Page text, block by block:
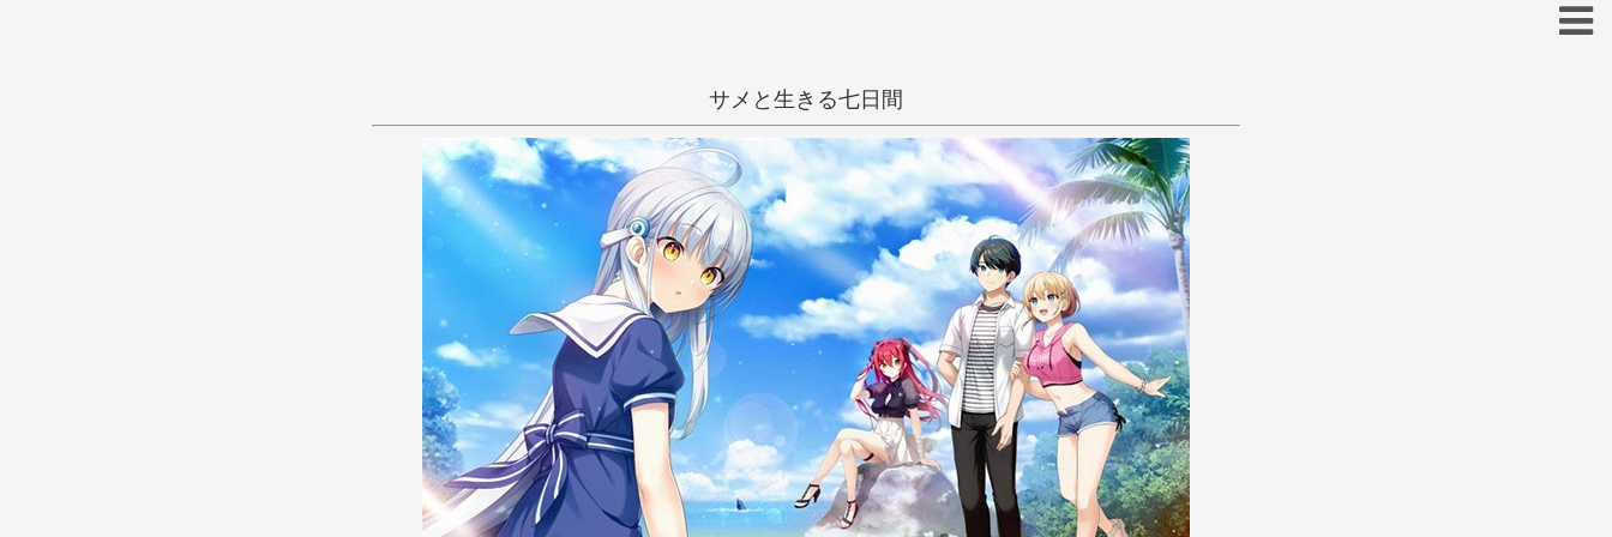
あ い え お
き く け こ
し す せ そ
た ち て と
な に ぬ ね の
は ひ ふ へ ほ
ま み む め も
サメと生きる七日間
夏
田舎 倉澤もこ